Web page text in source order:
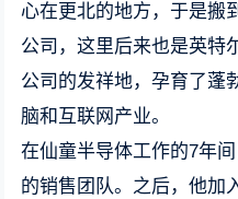
心在更北的地方，于是搬
公司，这里后来也是英特
公司的发祥地，孕育了蓬
脑和互联网产业。
在仙童半导体工作的7年
的销售团队。之后，他加